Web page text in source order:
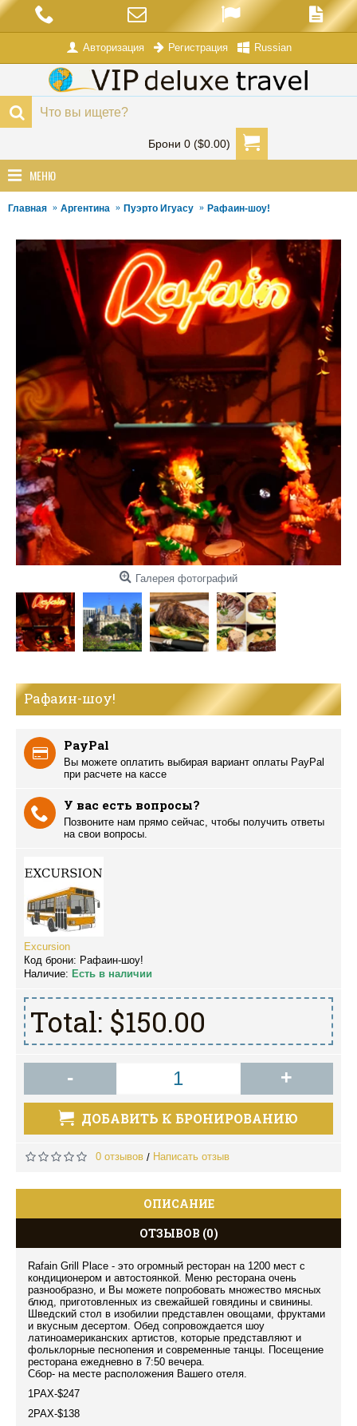
Авторизация Регистрация Russian
Брони 0 ($0.00)
МЕНЮ
Главная Aргентина Пуэрто Игуасу Рафаин-шоу!
Галерея фотографий
Рафаин-шоу!
PayPal
Вы можете оплатить выбирая вариант оплаты PayPal
при расчете на кассе
У вас есть вопросы?
Позвоните нам прямо сейчас, чтобы получить ответы
на свои вопросы.
Excursion
Код брони: Рафаин-шоу!
Наличие: Есть в наличии
Total: $150.00
- +
ДОБАВИТЬ К БРОНИРОВАНИЮ
0 отзывов / Написать отзыв
ОПИСАНИЕ
ОТЗЫВОВ (0)
Rafain Grill Place - это огромный ресторан на 1200 мест с
кондиционером и автостоянкой. Меню ресторана очень
разнообразно, и Вы можете попробовать множество мясных
блюд, приготовленных из свежайшей говядины и свинины.
Шведский стол в изобилии представлен овощами, фруктами
и вкусным десертом. Обед сопровождается шоу
латиноамериканских артистов, которые представляют и
фольклорные песнопения и современные танцы. Посещение
ресторана ежедневно в 7:50 вечера.
Сбор- на месте расположения Вашего отеля.
1PAX-$247
2PAX-$138